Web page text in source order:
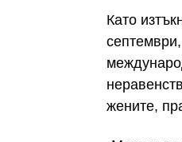
Като
жените,